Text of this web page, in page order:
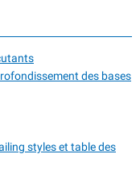
des bases
styles et table des